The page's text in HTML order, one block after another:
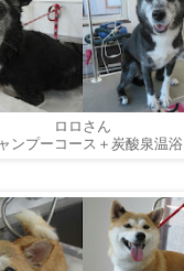
ロロさん
ンプーコース＋炭酸泉温浴